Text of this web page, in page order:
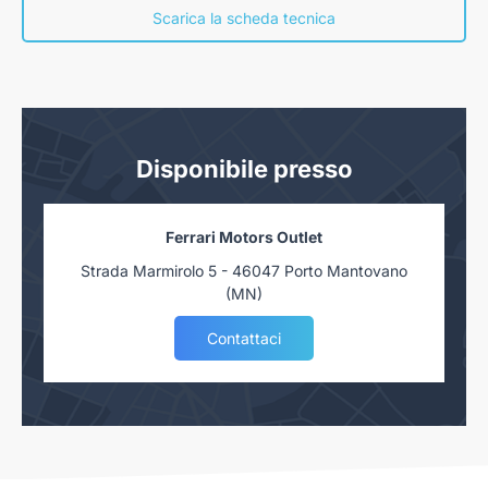
concessionaria. Salvo approvazione delle Finanziarie.
Scarica la scheda tecnica
Disponibile presso
Ferrari Motors Outlet
Strada Marmirolo 5 - 46047 Porto Mantovano
(MN)
Contattaci